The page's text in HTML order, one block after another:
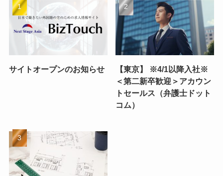
サイトオープンのお知らせ
【東京】 ※4/1以降入社※
＜第二新卒歓迎＞アカウン
トセールス（弁護士ドット
コム）